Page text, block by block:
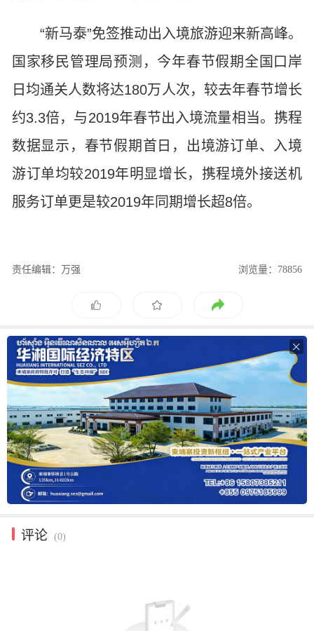
“新马泰”免签推动出入境旅游迎来新高峰。
国家移民管理局预测，今年春节假期全国口岸
日均通关人数将达180万人次，较去年春节增长
约3.3倍，与2019年春节出入境流量相当。携程
数据显示，春节假期首日，出境游订单、入境
游订单均较2019年明显增长，携程境外接送机
服务订单更是较2019年同期增长超8倍。
责任编辑：万强 浏览量：78856

评论 (0)